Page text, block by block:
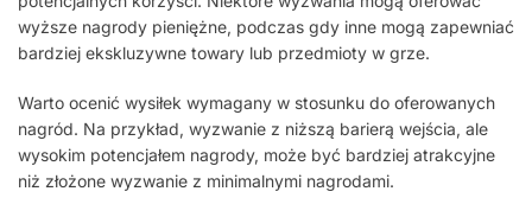
wyższe nagrody pieniężne, podczas gdy inne mogą zapewniać
bardziej ekskluzywne towary lub przedmioty w grze.
Warto ocenić wysiłek wymagany w stosunku do oferowanych
nagród. Na przykład, wyzwanie z niższą barierą wejścia, ale
wysokim potencjałem nagrody, może być bardziej atrakcyjne
niż złożone wyzwanie z minimalnymi nagrodami.